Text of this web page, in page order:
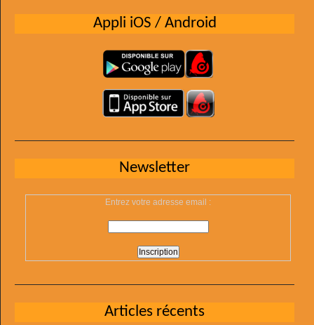
Appli iOS / Android
Newsletter
Entrez votre adresse email :
Articles récents